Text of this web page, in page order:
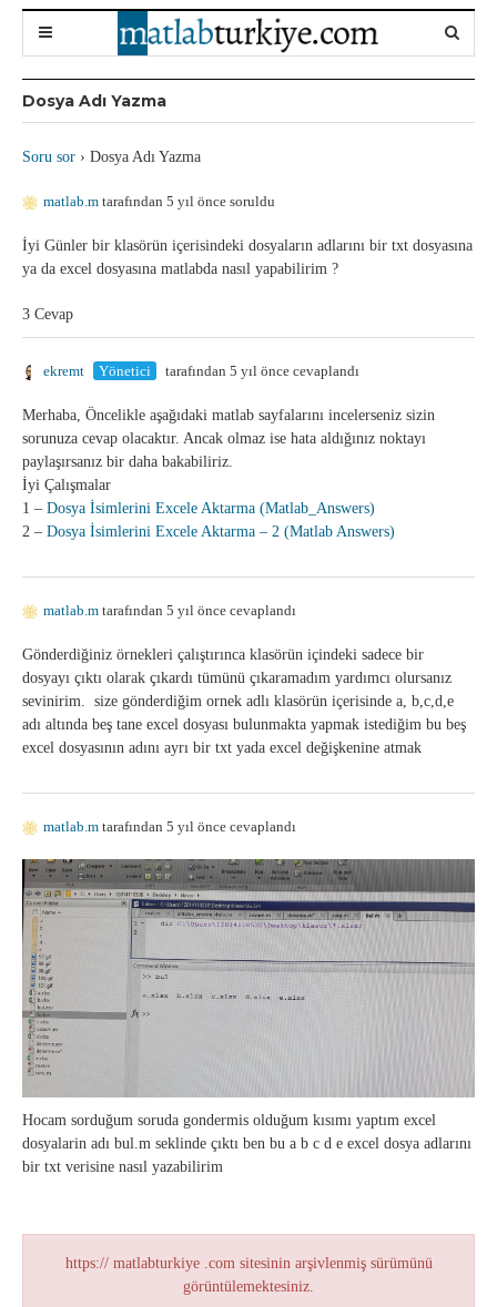
Dosya Adı Yazma
Soru sor › Dosya Adı Yazma
matlab.m tarafından 5 yıl önce soruldu
İyi Günler bir klasörün içerisindeki dosyaların adlarını bir txt dosyasına
ya da excel dosyasına matlabda nasıl yapabilirim ?
3 Cevap
ekremt Yönetici tarafından 5 yıl önce cevaplandı
Merhaba, Öncelikle aşağıdaki matlab sayfalarını incelerseniz sizin
sorunuza cevap olacaktır. Ancak olmaz ise hata aldığınız noktayı
paylaşırsanız bir daha bakabiliriz.
İyi Çalışmalar
1 – Dosya İsimlerini Excele Aktarma (Matlab_Answers)
2 – Dosya İsimlerini Excele Aktarma – 2 (Matlab Answers)
matlab.m tarafından 5 yıl önce cevaplandı
Gönderdiğiniz örnekleri çalıştırınca klasörün içindeki sadece bir
dosyayı çıktı olarak çıkardı tümünü çıkaramadım yardımcı olursanız
sevinirim. size gönderdiğim ornek adlı klasörün içerisinde a, b,c,d,e
adı altında beş tane excel dosyası bulunmakta yapmak istediğim bu beş
excel dosyasının adını ayrı bir txt yada excel değişkenine atmak
matlab.m tarafından 5 yıl önce cevaplandı
Hocam sorduğum soruda gondermis olduğum kısımı yaptım excel
dosyalarin adı bul.m seklinde çıktı ben bu a b c d e excel dosya adlarını
bir txt verisine nasıl yazabilirim
https:// matlabturkiye .com sitesinin arşivlenmiş sürümünü
görüntülemektesiniz.